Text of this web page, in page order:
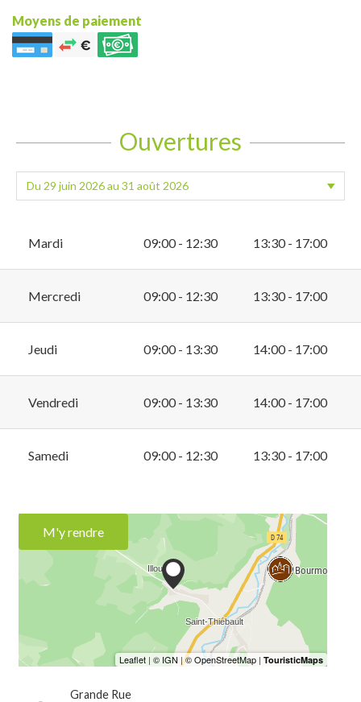
Moyens de paiement
Ouvertures
Mardi 09:00 - 12:30 13:30 - 17:00
Mercredi 09:00 - 12:30 13:30 - 17:00
Jeudi 09:00 - 13:30 14:00 - 17:00
Vendredi 09:00 - 13:30 14:00 - 17:00
Samedi 09:00 - 12:30 13:30 - 17:00
M'y rendre
Grande Rue